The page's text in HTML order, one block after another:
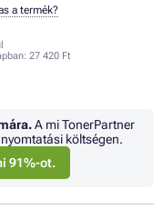
27 420 Ft
a termék?
A mi TonerPartner
költségen.
91%-ot.